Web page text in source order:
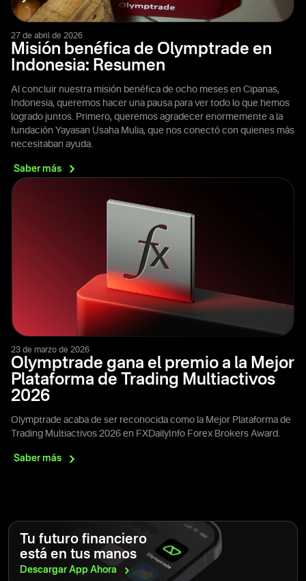
27 de abril de 2026
Misión benéfica de Olymptrade en
Indonesia: Resumen
Al concluir nuestra misión benéfica de ocho meses en Cipanas,
Indonesia, queremos hacer una pausa para ver todo lo que hemos
logrado juntos. Primero, queremos agradecer enormemente a la
fundación Yayasan Usaha Mulia, que nos conectó con quienes más
necesitaban ayuda.
Sabermás
23 de marzo de 2026
Olymptrade gana el premio a la Mejor
Plataforma de Trading Multiactivos
2026
Olymptrade acaba de ser reconocida como la Mejor Plataforma de
Trading Multiactivos 2026 en FXDailyInfo Forex Brokers Award.
Sabermás
Tu futuro financiero
está en tus manos
Descargar App Ahora